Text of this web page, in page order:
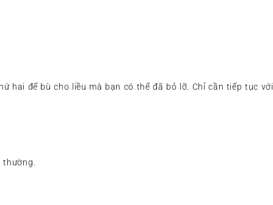
hai để bù cho liều mà bạn có thể đã bỏ lỡ. Chỉ cần tiếp tục với